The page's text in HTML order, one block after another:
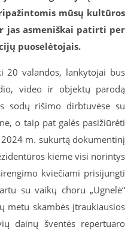
mūsų kultūros
jas asmeniškai patirti per
puoselėtojais.
20 valandos, lankytojai bus
video ir objektų parodą
sodų rišimo dirbtuvėse su
o taip pat galės pasižiūrėti
m. sukurtą dokumentinį
kieme visi norintys
kviečiami prisijungti
su vaikų choru „Ugnelė“
metu skambės įtraukiausios
dainų šventės repertuaro